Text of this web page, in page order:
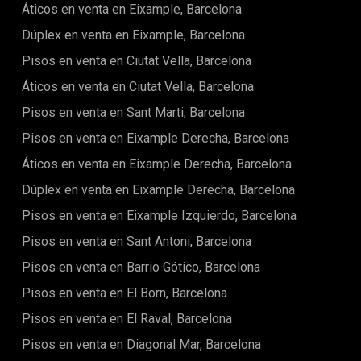
dando como resultado una estética sofisticada y
construcción cuya finalización está prevista para marzo de
comunitaria ajardinada y a un gimnasio totalmente
equipado. Estas exclusivas instalaciones elevan la calidad
en pleno corazón de Barcelona, ya sea para
encuentros sociales.Montjuïc es en sí misma una ubicación
excepcional, celebrada por sus espacios verdes,
instituciones culturales y vistas panorámicas sobre la
ciudad y el mar. Los residentes disfrutan de la proximidad a
MNAC y las sedes olímpicas, además de amplias zonas
verdes ideales para pasear, ir en bicicleta o practicar
ejercicio al aire libre. Las excelentes conexiones de
transporte enlazan fácilmente la zona con Plaça Espanya,
convirtiéndola en un lugar práctico y muy atractivo tanto
para vivir como para invertir.Con un precio de 445.000 €,
esta propiedad representa una oportunidad excepcional
para adquirir una vivienda moderna y energéticamente
Áticos en venta en Eixample, Barcelona
Dúplex en venta en Eixample, Barcelona
Pisos en venta en Ciutat Vella, Barcelona
Áticos en venta en Ciutat Vella, Barcelona
Pisos en venta en Sant Marti, Barcelona
Pisos en venta en Eixample Derecha, Barcelona
Áticos en venta en Eixample Derecha, Barcelona
Dúplex en venta en Eixample Derecha, Barcelona
Pisos en venta en Eixample Izquierdo, Barcelona
Pisos en venta en Sant Antoni, Barcelona
Pisos en venta en Barrio Gótico, Barcelona
Pisos en venta en El Born, Barcelona
Pisos en venta en El Raval, Barcelona
Pisos en venta en Diagonal Mar, Barcelona